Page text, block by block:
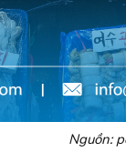
Nguồn: